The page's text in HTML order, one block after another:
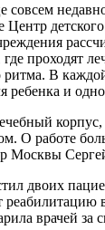
совсем
Центр
проходят
В
ребенка и
О работе
Москвы
двоих
реабилитацию
врачей за